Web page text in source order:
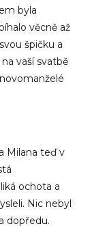
byla
věcně až
špičku a
vaší svatbě
Milana teď v
ochota a
Nic nebyl
dopředu.